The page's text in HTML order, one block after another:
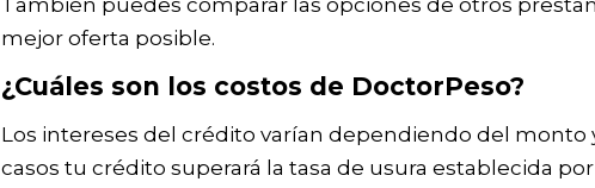
También puedes comparar las opciones de otros
mejor oferta posible.
¿Cuáles son los costos de DoctorPeso?
Los intereses del crédito varían dependiendo del monto
casos tu crédito superará la tasa de usura establecida